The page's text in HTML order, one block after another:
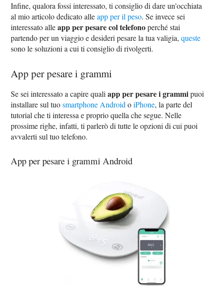
Infine, qualora fossi interessato, ti consiglio di dare un'occhiata
al mio articolo dedicato alleapp per il peso. Se invece sei
interessato alleapp per pesare col telefonoperché stai
partendo per un viaggio e desideri pesare la tua valigia,queste
sono le soluzioni a cui ti consiglio di rivolgerti.
App per pesare i grammi
Se sei interessato a capire qualiapp per pesare i grammipuoi
installare sul tuosmartphone Android oiPhone, la parte del
tutorial che ti interessa e proprio quella che segue. Nelle
prossime righe, infatti, ti parlerò di tutte le opzioni di cui puoi
avvalerti sul tuo telefono.
App per pesare i grammi Android